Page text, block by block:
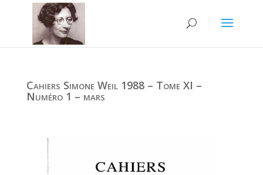
Cahiers Simone Weil 1988 – Tome XI –
Numéro 1 – mars